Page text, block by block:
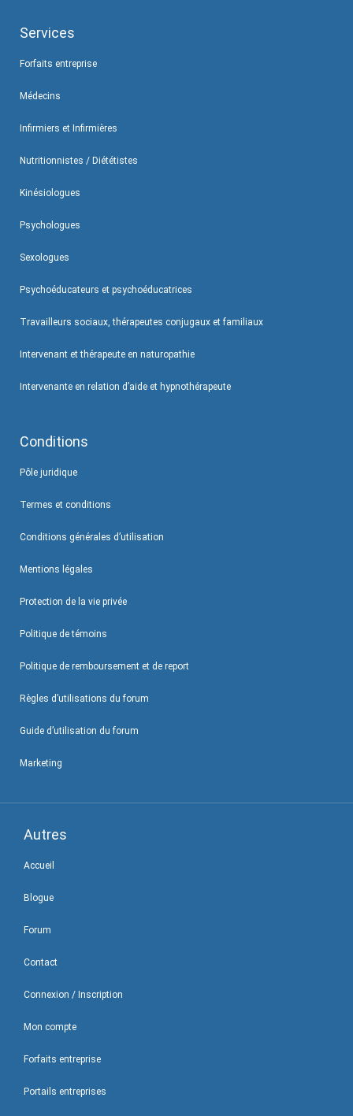
Services
Forfaits entreprise
Médecins
Infirmiers et Infirmières
Nutritionnistes / Diététistes
Kinésiologues
Psychologues
Sexologues
Psychoéducateurs et psychoéducatrices
Travailleurs sociaux, thérapeutes conjugaux et familiaux
Intervenant et thérapeute en naturopathie
Intervenante en relation d’aide et hypnothérapeute
Conditions
Pôle juridique
Termes et conditions
Conditions générales d’utilisation
Mentions légales
Protection de la vie privée
Politique de témoins
Politique de remboursement et de report
Règles d’utilisations du forum
Guide d’utilisation du forum
Marketing
Autres
Accueil
Blogue
Forum
Contact
Connexion / Inscription
Mon compte
Forfaits entreprise
Portails entreprises